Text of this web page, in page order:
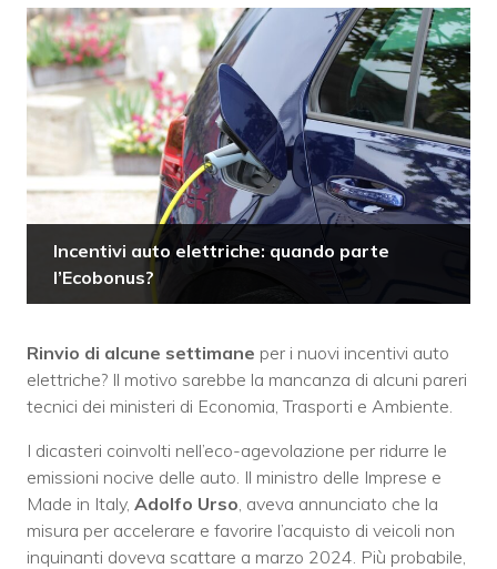
Incentivi auto elettriche: quando parte
l’Ecobonus?
Rinvio di alcune settimane per i nuovi incentivi auto
elettriche? Il motivo sarebbe la mancanza di alcuni pareri
tecnici dei ministeri di Economia, Trasporti e Ambiente.
I dicasteri coinvolti nell’eco-agevolazione per ridurre le
emissioni nocive delle auto. Il ministro delle Imprese e
Made in Italy, Adolfo Urso , aveva annunciato che la
misura per accelerare e favorire l’acquisto di veicoli non
inquinanti doveva scattare a marzo 2024. Più probabile,